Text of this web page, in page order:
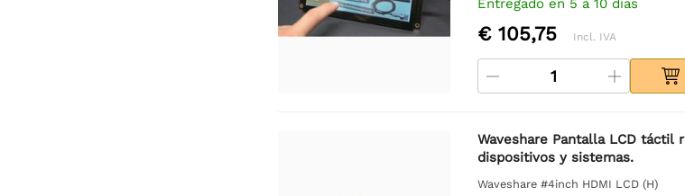
Entregado en 5 a 10 días
€ 105,75 Incl. IVA
Waveshare Pantalla LCD táctil
dispositivos y sistemas.
Waveshare #4inch HDMI LCD (H)